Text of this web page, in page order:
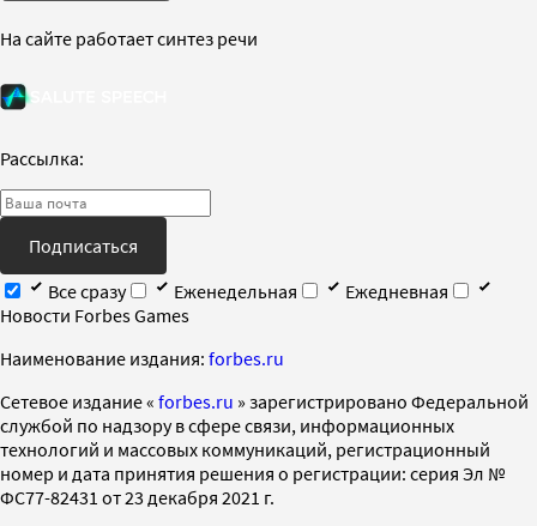
На сайте работает синтез речи
Рассылка:
Подписаться
Все сразу
Еженедельная
Ежедневная
Новости Forbes Games
Наименование издания: forbes.ru
Cетевое издание « forbes.ru » зарегистрировано Федеральной
службой по надзору в сфере связи, информационных
технологий и массовых коммуникаций, регистрационный
номер и дата принятия решения о регистрации: серия Эл №
ФС77-82431 от 23 декабря 2021 г.